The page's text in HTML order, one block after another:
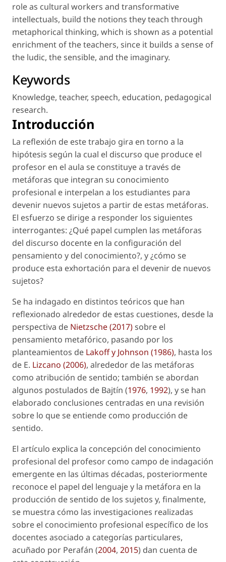
role as cultural workers and transformative
intellectuals, build the notions they teach through
metaphorical thinking, which is shown as a potential
enrichment of the teachers, since it builds a sense of
the ludic, the sensible, and the imaginary.
Keywords
Knowledge, teacher, speech, education, pedagogical
research.
Introducción
La reflexión de este trabajo gira en torno a la
hipótesis según la cual el discurso que produce el
profesor en el aula se constituye a través de
metáforas que integran su conocimiento
profesional e interpelan a los estudiantes para
devenir nuevos sujetos a partir de estas metáforas.
El esfuerzo se dirige a responder los siguientes
interrogantes: ¿Qué papel cumplen las metáforas
del discurso docente en la configuración del
pensamiento y del conocimiento?, y ¿cómo se
produce esta exhortación para el devenir de nuevos
sujetos?
Se ha indagado en distintos teóricos que han
reflexionado alrededor de estas cuestiones, desde la
perspectiva de Nietzsche (2017)sobre el
pensamiento metafórico, pasando por los
planteamientos de Lakoff y Johnson (1986), hasta los
de E. Lizcano (2006), alrededor de las metáforas
como atribución de sentido; también se abordan
algunos postulados de Bajtín (1976, 1992), y se han
elaborado conclusiones centradas en una revisión
sobre lo que se entiende como producción de
sentido.
El artículo explica la concepción del conocimiento
profesional del profesor como campo de indagación
emergente en las últimas décadas, posteriormente
reconoce el papel del lenguaje y la metáfora en la
producción de sentido de los sujetos y, finalmente,
se muestra cómo las investigaciones realizadas
sobre el conocimiento profesional específico de los
docentes asociado a categorías particulares,
acuñado por Perafán (2004, 2015) dan cuenta de